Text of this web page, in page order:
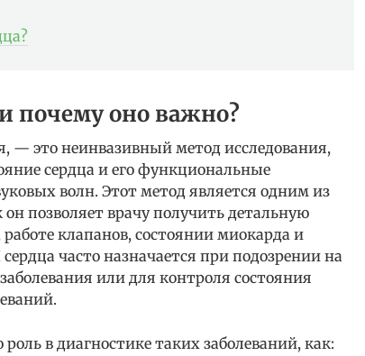
почему оно важно?
— это неинвазивный метод исследования,
сердца и его функциональные
волн. Этот метод является одним из
позволяет врачу получить детальную
клапанов, состоянии миокарда и
часто назначается при подозрении на
или для контроля состояния
в диагностике таких заболеваний, как: